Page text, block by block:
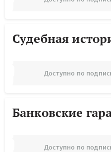
Судебная
Доступно по
Банковские
Доступно по